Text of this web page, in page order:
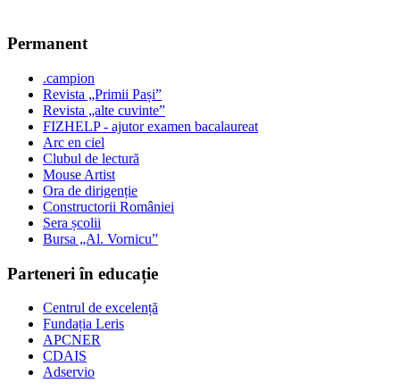
Permanent
.campion
Revista „Primii Pași”
Revista „alte cuvinte”
FIZHELP - ajutor examen bacalaureat
Arc en ciel
Clubul de lectură
Mouse Artist
Ora de dirigenție
Constructorii României
Sera școlii
Bursa „Al. Vornicu”
Parteneri în educație
Centrul de excelență
Fundația Leris
APCNER
CDAIS
Adservio